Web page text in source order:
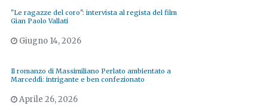
"Le ragazze del coro": intervista al regista del film
Gian Paolo Vallati
Giugno 14, 2026
Il romanzo di Massimiliano Perlato ambientato a
Marceddì: intrigante e ben confezionato
Aprile 26, 2026